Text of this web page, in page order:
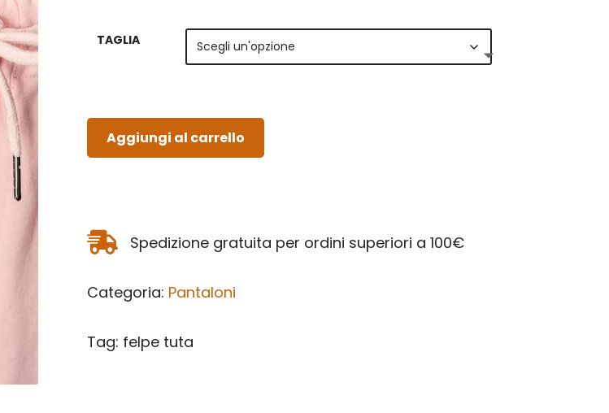
TAGLIA
Aggiungi al carrello
 Spedizione gratuita per ordini superiori a 100€
Categoria: Pantaloni
Tag: felpe tuta